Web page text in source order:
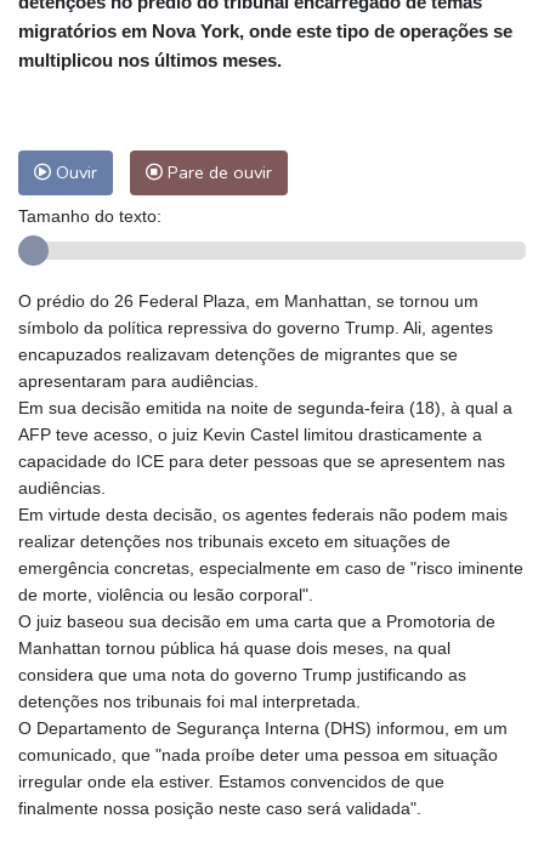
migratórios em Nova York, onde este tipo de operações se
multiplicou nos últimos meses.
Ouvir Pare de ouvir
Tamanho do texto:
O prédio do 26 Federal Plaza, em Manhattan, se tornou um
símbolo da política repressiva do governo Trump. Ali, agentes
encapuzados realizavam detenções de migrantes que se
apresentaram para audiências.
Em sua decisão emitida na noite de segunda-feira (18), à qual a
AFP teve acesso, o juiz Kevin Castel limitou drasticamente a
capacidade do ICE para deter pessoas que se apresentem nas
audiências.
Em virtude desta decisão, os agentes federais não podem mais
realizar detenções nos tribunais exceto em situações de
emergência concretas, especialmente em caso de "risco iminente
de morte, violência ou lesão corporal".
O juiz baseou sua decisão em uma carta que a Promotoria de
Manhattan tornou pública há quase dois meses, na qual
considera que uma nota do governo Trump justificando as
detenções nos tribunais foi mal interpretada.
O Departamento de Segurança Interna (DHS) informou, em um
comunicado, que "nada proíbe deter uma pessoa em situação
irregular onde ela estiver. Estamos convencidos de que
finalmente nossa posição neste caso será validada".